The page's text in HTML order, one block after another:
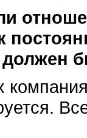
должен